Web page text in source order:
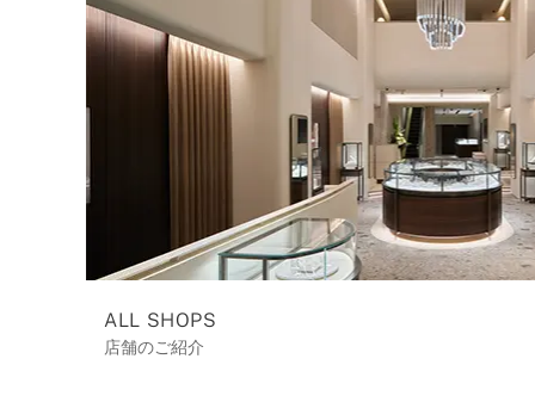
ALL SHOPS
店舗のご紹介